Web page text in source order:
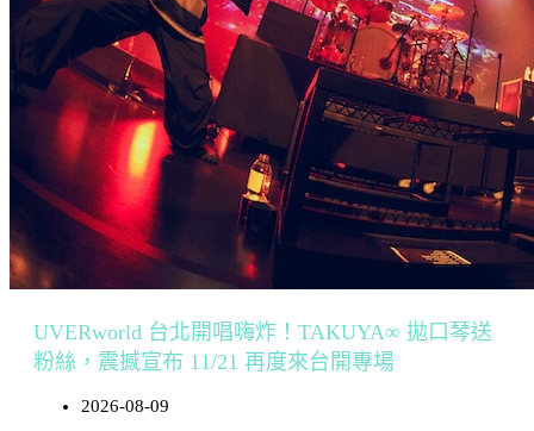
UVERworld 台北開唱嗨炸！TAKUYA∞ 拋口琴送
粉絲，震撼宣布 11/21 再度來台開專場
2026-08-09